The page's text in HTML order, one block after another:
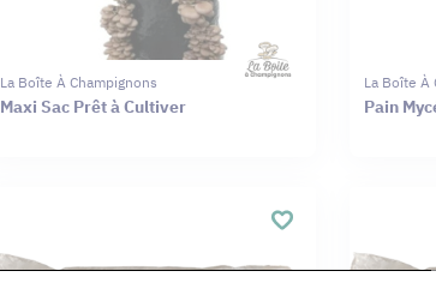
La Boîte À Champignons
Maxi Sac Prêt à Cultiver
La Boîte À
Pain